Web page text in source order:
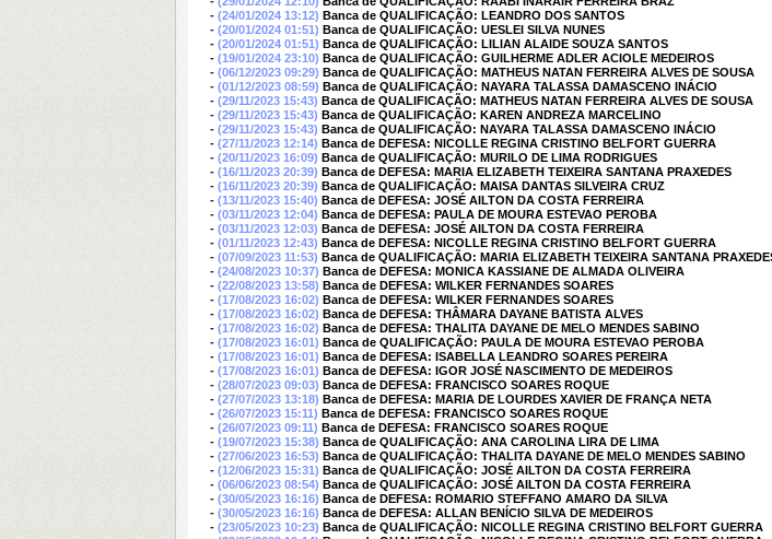
- (24/01/2024 13:12) Banca de QUALIFICAÇÃO: LEANDRO DOS SANTOS
- (20/01/2024 01:51) Banca de QUALIFICAÇÃO: UESLEI SILVA NUNES
- (20/01/2024 01:51) Banca de QUALIFICAÇÃO: LILIAN ALAIDE SOUZA SANTOS
- (19/01/2024 23:10) Banca de QUALIFICAÇÃO: GUILHERME ADLER ACIOLE MEDEIROS
- (06/12/2023 09:29) Banca de QUALIFICAÇÃO: MATHEUS NATAN FERREIRA ALVES DE SOUSA
- (01/12/2023 08:59) Banca de QUALIFICAÇÃO: NAYARA TALASSA DAMASCENO INÁCIO
- (29/11/2023 15:43) Banca de QUALIFICAÇÃO: MATHEUS NATAN FERREIRA ALVES DE SOUSA
- (29/11/2023 15:43) Banca de QUALIFICAÇÃO: KAREN ANDREZA MARCELINO
- (29/11/2023 15:43) Banca de QUALIFICAÇÃO: NAYARA TALASSA DAMASCENO INÁCIO
- (27/11/2023 12:14) Banca de DEFESA: NICOLLE REGINA CRISTINO BELFORT GUERRA
- (20/11/2023 16:09) Banca de QUALIFICAÇÃO: MURILO DE LIMA RODRIGUES
- (16/11/2023 20:39) Banca de DEFESA: MARIA ELIZABETH TEIXEIRA SANTANA PRAXEDES
- (16/11/2023 20:39) Banca de QUALIFICAÇÃO: MAISA DANTAS SILVEIRA CRUZ
- (13/11/2023 15:40) Banca de DEFESA: JOSÉ AILTON DA COSTA FERREIRA
- (03/11/2023 12:04) Banca de DEFESA: PAULA DE MOURA ESTEVAO PEROBA
- (03/11/2023 12:03) Banca de DEFESA: JOSÉ AILTON DA COSTA FERREIRA
- (01/11/2023 12:43) Banca de DEFESA: NICOLLE REGINA CRISTINO BELFORT GUERRA
- (07/09/2023 11:53) Banca de QUALIFICAÇÃO: MARIA ELIZABETH TEIXEIRA SANTANA
- (24/08/2023 10:37) Banca de DEFESA: MONICA KASSIANE DE ALMADA OLIVEIRA
- (22/08/2023 13:58) Banca de DEFESA: WILKER FERNANDES SOARES
- (17/08/2023 16:02) Banca de DEFESA: WILKER FERNANDES SOARES
- (17/08/2023 16:02) Banca de DEFESA: THÂMARA DAYANE BATISTA ALVES
- (17/08/2023 16:02) Banca de DEFESA: THALITA DAYANE DE MELO MENDES SABINO
- (17/08/2023 16:01) Banca de QUALIFICAÇÃO: PAULA DE MOURA ESTEVAO PEROBA
- (17/08/2023 16:01) Banca de DEFESA: ISABELLA LEANDRO SOARES PEREIRA
- (17/08/2023 16:01) Banca de DEFESA: IGOR JOSÉ NASCIMENTO DE MEDEIROS
- (28/07/2023 09:03) Banca de DEFESA: FRANCISCO SOARES ROQUE
- (27/07/2023 13:18) Banca de DEFESA: MARIA DE LOURDES XAVIER DE FRANÇA NETA
- (26/07/2023 15:11) Banca de DEFESA: FRANCISCO SOARES ROQUE
- (26/07/2023 09:11) Banca de DEFESA: FRANCISCO SOARES ROQUE
- (19/07/2023 15:38) Banca de QUALIFICAÇÃO: ANA CAROLINA LIRA DE LIMA
- (27/06/2023 16:53) Banca de QUALIFICAÇÃO: THALITA DAYANE DE MELO MENDES SABINO
- (12/06/2023 15:31) Banca de QUALIFICAÇÃO: JOSÉ AILTON DA COSTA FERREIRA
- (06/06/2023 08:54) Banca de QUALIFICAÇÃO: JOSÉ AILTON DA COSTA FERREIRA
- (30/05/2023 16:16) Banca de DEFESA: ROMARIO STEFFANO AMARO DA SILVA
- (30/05/2023 16:16) Banca de DEFESA: ALLAN BENÍCIO SILVA DE MEDEIROS
- (23/05/2023 10:23) Banca de QUALIFICAÇÃO: NICOLLE REGINA CRISTINO BELFORT GUERRA